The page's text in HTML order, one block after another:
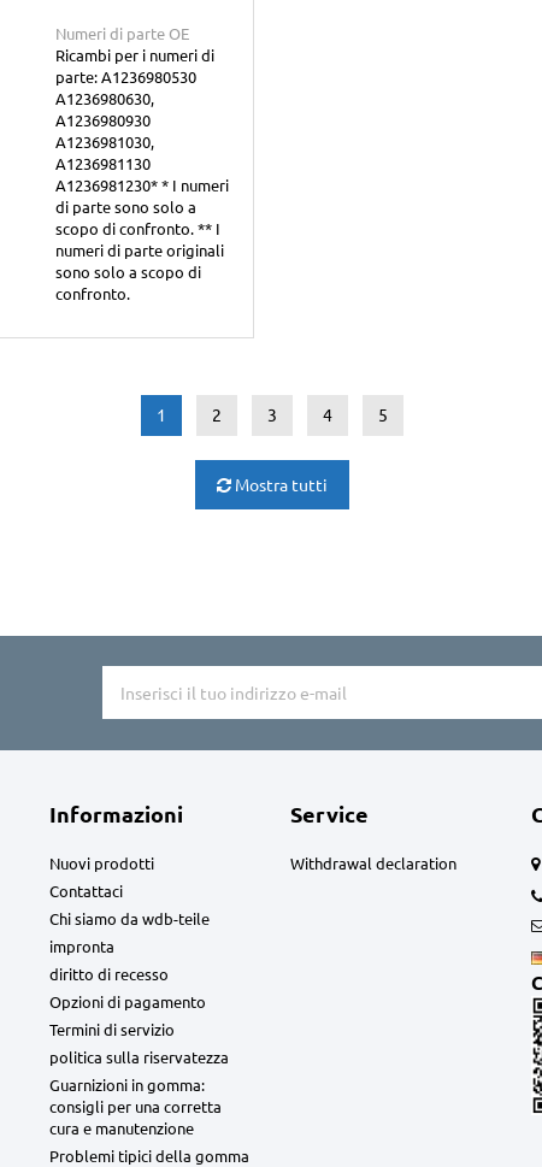
Numeri di parte OE
Ricambi per i numeri di
parte: A1236980530
A1236980630,
A1236980930
A1236981030,
A1236981130
A1236981230* * I numeri
di parte sono solo a
scopo di confronto. ** I
numeri di parte originali
sono solo a scopo di
confronto.
1 2 3 4 5
Mostra tutti
Informazioni
Nuovi prodotti
Contattaci
Chi siamo da wdb-teile
impronta
diritto di recesso
Opzioni di pagamento
Termini di servizio
politica sulla riservatezza
Guarnizioni in gomma:
consigli per una corretta
cura e manutenzione
Problemi tipici della gomma
Service
Withdrawal declaration